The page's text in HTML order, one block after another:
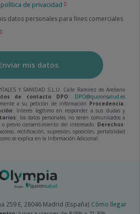
política de privacidad
datos personales para fines comerciales
mis datos
Y SANIDAD S.L.U. Calle Ramírez de Arellano
de contacto DPO: DPO@quironsalud.es
a su petición de información Procedencia:
: Interés legítimo en responder a sus dudas y
: los datos personales no serán comunicados a
o previo consentimiento del interesado. Derechos:
rectificación, supresión, oposición, portabilidad
se explica en la Información Adicional.
259 E, 28046 Madrid (España) Cómo llegar